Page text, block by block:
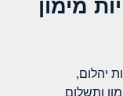
מימון
יהלום,
ותשלום